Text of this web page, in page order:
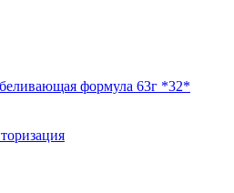
формула 63г *32*